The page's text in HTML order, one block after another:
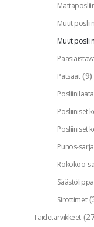
Muut
Muut
Patsaat (9)
Posliiniset
Posliiniset
Punos-sarja
Rokokoo-
Sirottimet
Taidetarvikkeet